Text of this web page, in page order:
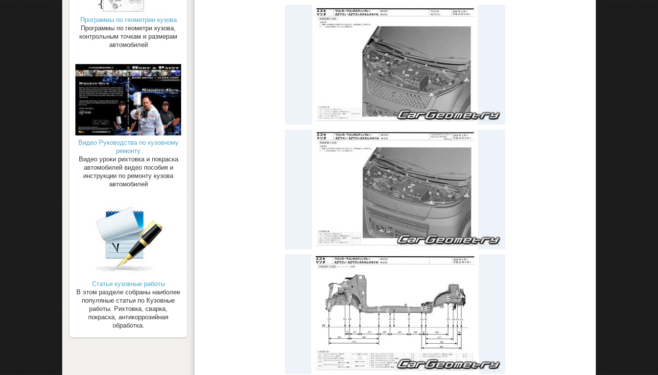
Программы по геометрии кузова
Программы по геометри кузова,
контрольным точкам и размерам
автомобилей
Видео Руководства по кузовному
ремонту
Видео уроки рихтовка и покраска
автомобилей видео пособия и
инструкции по ремонту кузова
автомобилей
Статьи кузовные работы
В этом разделе собраны наиболее
популяные статьи по Кузовные
работы. Рихтовка, сварка,
покраска, антикоррозийная
обработка.